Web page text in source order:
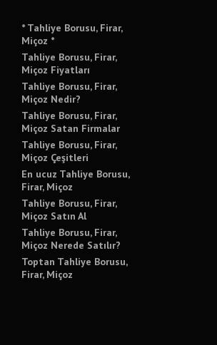
* Tahliye Borusu, Firar,
Miçoz *
Tahliye Borusu, Firar,
Miçoz Fiyatları
Tahliye Borusu, Firar,
Miçoz Nedir?
Tahliye Borusu, Firar,
Miçoz Satan Firmalar
Tahliye Borusu, Firar,
Miçoz Çeşitleri
En ucuz Tahliye Borusu,
Firar, Miçoz
Tahliye Borusu, Firar,
Miçoz Satın Al
Tahliye Borusu, Firar,
Miçoz Nerede Satılır?
Toptan Tahliye Borusu,
Firar, Miçoz